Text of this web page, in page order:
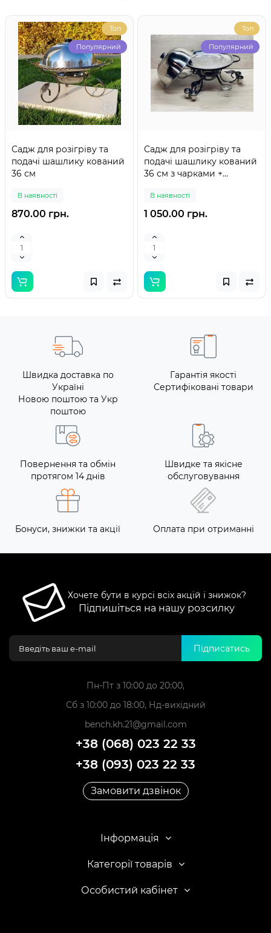
Топ
Популярний
Садж для розігріву та
подачі шашлику кований
36 см
В наявності
870.00 грн.
Топ
Популярний
Садж для розігріву та
подачі шашлику кований
36 см з чарками +
В наявності
1 050.00 грн.
Швидка доставка по
Україні
Новою поштою та Укр
поштою
Гарантія якості
Сертифіковані товари
Повернення та обмін
протягом 14 днів
Швидке та якісне
обслуговування
Бонуси, знижки та акції Оплата при отриманні
Хочете бути в курсі всіх акцій і знижок?
Підпишіться на нашу розсилку
Підписатись
Пн-Пт з 10:00 до 20:00,
Сб з 10:00 до 18:00, Нд-вихідний
bench.kh.21@gmail.com
+38 (068) 023 22 33
+38 (093) 023 22 33
Замовити дзвінок
Інформація
Категорії товарів
Особистий кабінет